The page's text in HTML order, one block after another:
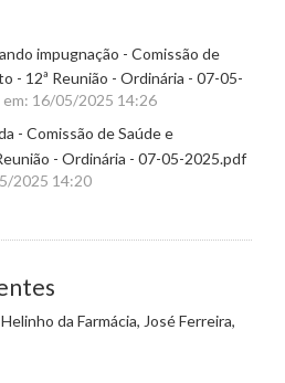
impugnação - Comissão de
- 12ª Reunião - Ordinária - 07-05-
em: 16/05/2025 14:26
- Comissão de Saúde e
- Ordinária - 07-05-2025.pdf
2025 14:20
da Farmácia, José Ferreira,